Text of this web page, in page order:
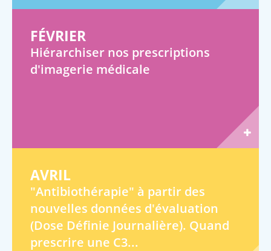
FÉVRIER
Hiérarchiser nos prescriptions
d'imagerie médicale
AVRIL
"Antibiothérapie" à partir des
nouvelles données d'évaluation
(Dose Définie Journalière). Quand
prescrire une C3...